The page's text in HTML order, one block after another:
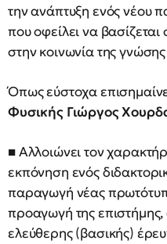
την ανάπτυξη ενός νέου
που οφείλει να βασίζεται
στην κοινωνία της γνώσης
Όπως εύστοχα
Φυσικής Γιώργος
■ Αλλοιώνει τον
εκπόνηση ενός
παραγωγή νέας
προαγωγή της επιστήμης,
ελεύθερης (βασικής)